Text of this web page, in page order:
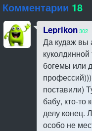
Комментарии 18
Leprikon302
Да кудаж вы
богемы или
поставили)
бабу, кто-то
делу конец.
особо не